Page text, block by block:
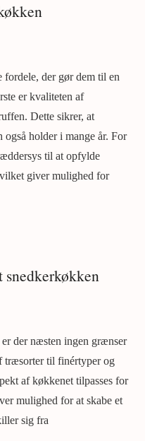
der gør dem til en
er kvaliteten af
Dette sikrer, at
holder i mange år. For
til at opfylde
giver mulighed for
snedkerkøkken
der næsten ingen grænser
træsorter til finértyper og
af køkkenet tilpasses for
mulighed for at skabe et
sig fra